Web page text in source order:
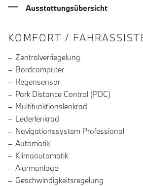
Ausstattungsübersicht
INFORMATIONEN
KOMFORT /
Zentralverriegelung
Bordcomputer
Regensensor
Park Distance Control (PDC)
Multifunktionslenkrad
Lederlenkrad
Navigationssystem Professional
Automatik
Klimaautomatik
Alarmanlage
Geschwindigkeitsregelung